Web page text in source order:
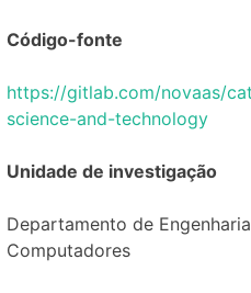
Código-fonte
https://gitlab.com/novaas/
science-and-technology
Unidade de investigação
Departamento de
Computadores